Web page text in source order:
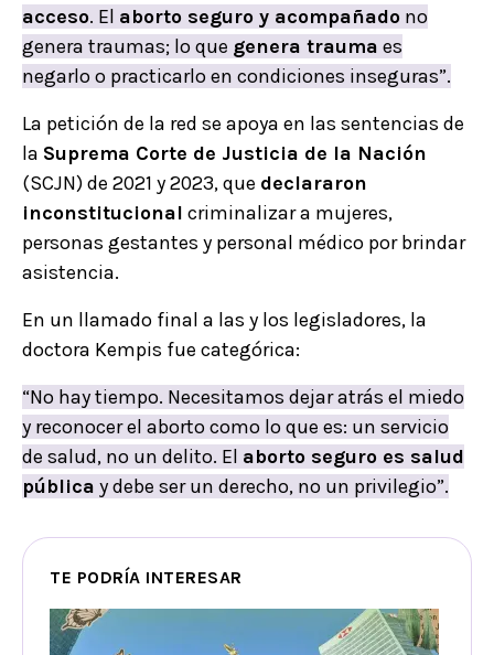
acceso. El aborto seguro y acompañado no
genera traumas; lo que genera trauma es
negarlo o practicarlo en condiciones inseguras”.
La petición de la red se apoya en las sentencias de
la Suprema Corte de Justicia de la Nación
(SCJN) de 2021 y 2023, que declararon
inconstitucional criminalizar a mujeres,
personas gestantes y personal médico por brindar
asistencia.
En un llamado final a las y los legisladores, la
doctora Kempis fue categórica:
“No hay tiempo. Necesitamos dejar atrás el miedo
y reconocer el aborto como lo que es: un servicio
de salud, no un delito. El aborto seguro es salud
pública y debe ser un derecho, no un privilegio”.
TE PODRÍA INTERESAR